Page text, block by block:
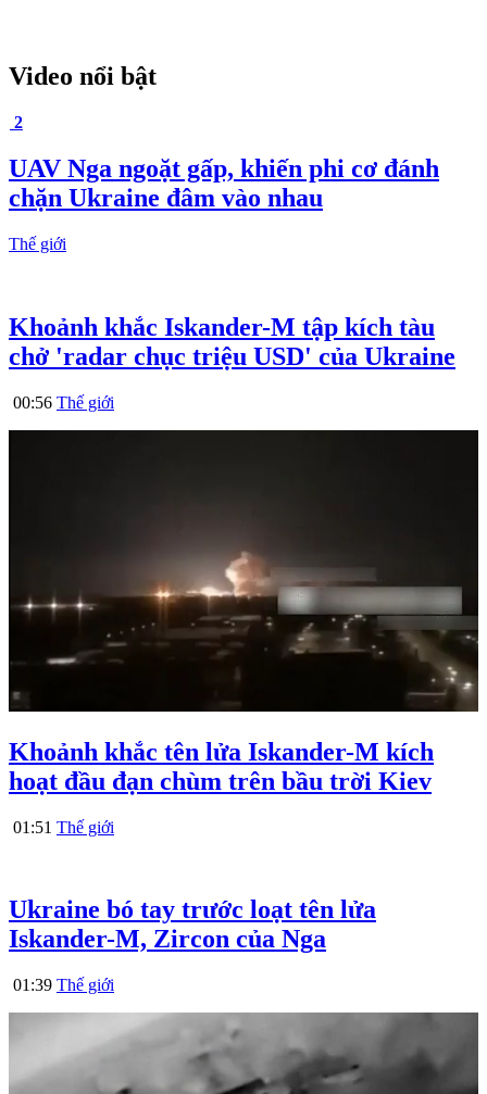
Video nổi bật
2
UAV Nga ngoặt gấp, khiến phi cơ đánh
chặn Ukraine đâm vào nhau
Thế giới
Khoảnh khắc Iskander-M tập kích tàu
chở 'radar chục triệu USD' của Ukraine
00:56 Thế giới
Khoảnh khắc tên lửa Iskander-M kích
hoạt đầu đạn chùm trên bầu trời Kiev
01:51 Thế giới
Ukraine bó tay trước loạt tên lửa
Iskander-M, Zircon của Nga
01:39 Thế giới